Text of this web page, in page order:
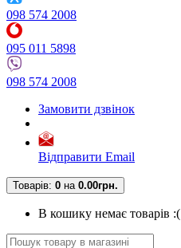
098 574 2008
095 011 5898
098 574 2008
Замовити дзвінок
Відправити Email
Товарів: 0 на 0.00грн.
В кошику немає товарів :(